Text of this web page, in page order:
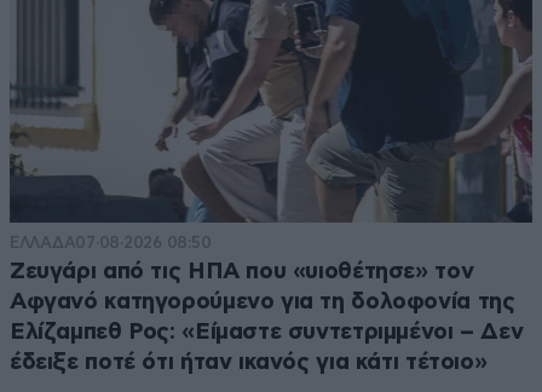
ΕΛΛΑΔΑ07·08·2026 08:50
Ζευγάρι από τις ΗΠΑ που «υιοθέτησε» τον
Αφγανό κατηγορούμενο για τη δολοφονία της
Ελίζαμπεθ Ρος: «Είμαστε συντετριμμένοι – Δεν
έδειξε ποτέ ότι ήταν ικανός για κάτι τέτοιο»